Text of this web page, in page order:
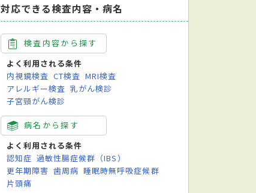
対応できる検査内容・病名
検査内容から探す
よく利用される条件
内視鏡検査 CT検査 MRI検査
アレルギー検査 乳がん検診
子宮頸がん検診
病名から探す
よく利用される条件
認知症 過敏性腸症候群（IBS）
更年期障害 歯周病 睡眠時無呼吸症候群
片頭痛